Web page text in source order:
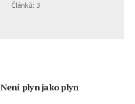
Článků: 3
Není plyn jako plyn